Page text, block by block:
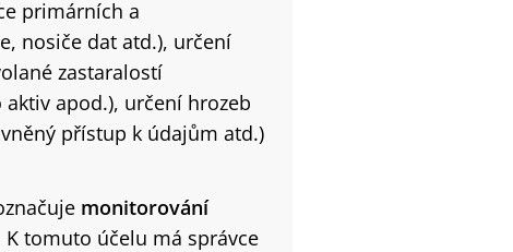
primárních a
nosiče dat atd.), určení
zastaralostí
apod.), určení hrozeb
přístup k údajům atd.)
monitorování
K tomuto účelu má správce